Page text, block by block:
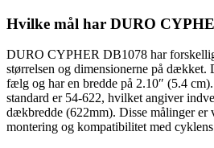
Hvilke mål har DURO
DURO CYPHER DB1078 har
størrelsen og dimensionerne på dækket.
fælg og har en bredde på 2.10″ (5.4
standard er 54-622, hvilket angiver
dækbredde (622mm). Disse målinger er
montering og kompatibilitet med